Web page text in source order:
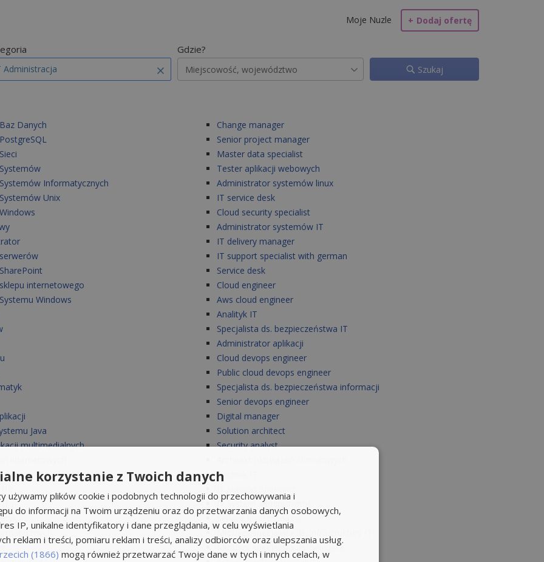
+ Dodaj ofertę
Moje Nuzle
Administracja
Gdzie?
Szukaj
Danych
Informatycznych
Unix
internetowego
Windows
Java
multimedialnych
www
IT
Change manager
Senior project manager
Master data specialist
Tester aplikacji webowych
Administrator systemów linux
IT service desk
Cloud security specialist
Administrator systemów IT
IT delivery manager
IT support specialist with german
Service desk
Cloud engineer
Aws cloud engineer
Analityk IT
Specjalista ds. bezpieczeństwa IT
Administrator aplikacji
Cloud devops engineer
Public cloud devops engineer
Specjalista ds. bezpieczeństwa informacji
Senior devops engineer
Digital manager
Solution architect
Security analyst
Technik IT
IT system administrator
Service level manager
Młodszy specjalista ds. infrastruktury IT
Młodszy specjalista ds. helpdesk
korzystanie z Twoich danych
używamy plików cookie i podobnych technologii do przechowywania i
do informacji na Twoim urządzeniu oraz do przetwarzania danych osobowych,
IP, unikalne identyfikatory i dane przeglądania, w celu wyświetlania
reklam i treści, pomiaru reklam i treści, analizy odbiorców oraz ulepszania usług.
(1866) mogą również przetwarzać Twoje dane w tych i innych celach, w